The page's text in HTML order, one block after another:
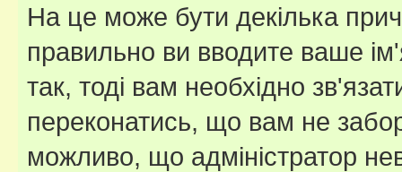
На це може бути декілька
правильно ви вводите ваше
так, тоді вам необхідно
переконатись, що вам не
можливо, що адміністратор